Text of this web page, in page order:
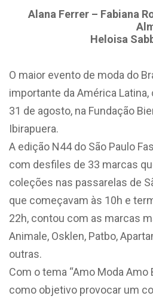
Alana Ferrer – Fabiana
Heloisa
O maior evento de moda do
importante da América
31 de agosto, na Fundação
Ibirapuera.
A edição N44 do São Paulo
com desfiles de 33 marcas
coleções nas passarelas de
que começavam às 10h e
22h, contou com as marcas
Animale, Osklen, Patbo,
outras.
Com o tema “Amo Moda Amo
como objetivo provocar um